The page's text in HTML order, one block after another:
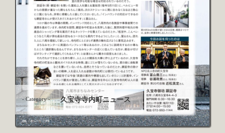
- Category - 久宝寺寺内町ニュース